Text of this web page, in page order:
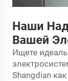
Наши
Вашей
Ищете
Shangdian